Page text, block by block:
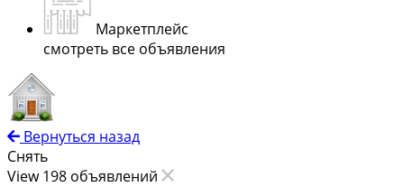
Маркетплейс
смотреть все объявления
Вернуться назад
Снять
View 198 объявлений